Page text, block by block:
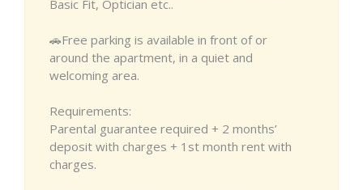
Basic Fit, Optician etc..
🚗Free parking is available in front of or
around the apartment, in a quiet and
welcoming area.
Requirements:
Parental guarantee required + 2 months’
deposit with charges + 1st month rent with
charges.